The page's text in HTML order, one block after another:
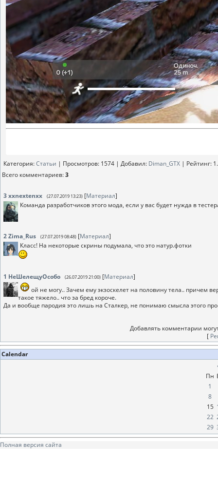
Категория:Статьи | Просмотров: 1574 | Добавил: Diman_GTX | Рейтинг:
Всего комментариев:3
3xxnextenxx (27.07.2019 13:23) [Материал]
Команда разработчиков этого мода, если у вас будет нужда в
2Zima_Rus (27.07.2019 08:48) [Материал]
Класс! На некоторые скрины подумала, что это натур.фотки
1 НеШелещуОсобо (26.07.2019 21:00) [Материал]
ой не могу.. Зачем ему экзоскелет на половину тела.. причем
такое тяжело.. что за бред короче.
Да и вообще пародия это лишь на Сталкер, не понимаю смысла этого
Добавлять комментарии
[
Calendar
Пн
1
8
15
22
29
Полная версия сайта